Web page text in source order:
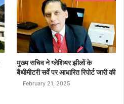
मुख्य सचिव ने ग्लेशियर झीलों के
बैथीमीटरी सर्वे पर आधारित रिपोर्ट जारी की
February 21, 2025